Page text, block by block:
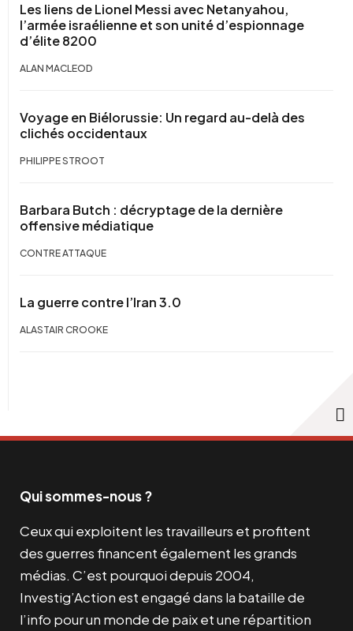
Les liens de Lionel Messi avec Netanyahou,
l’armée israélienne et son unité d’espionnage
d’élite 8200
ALAN MACLEOD
Voyage en Biélorussie: Un regard au-delà des
clichés occidentaux
PHILIPPE STROOT
Barbara Butch : décryptage de la dernière
offensive médiatique
CONTRE ATTAQUE
La guerre contre l’Iran 3.0
ALASTAIR CROOKE
Qui sommes-nous ?
Ceux qui exploitent les travailleurs et profitent
des guerres financent également les grands
médias. C’est pourquoi depuis 2004,
Investig’Action est engagé dans la bataille de
l’info pour un monde de paix et une répartition